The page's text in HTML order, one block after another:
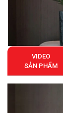
VIDEO
SẢN PHẨM